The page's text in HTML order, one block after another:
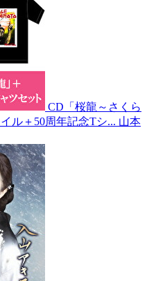
CD「桜龍～さくら
ル＋50周年記念Tシ... 山本